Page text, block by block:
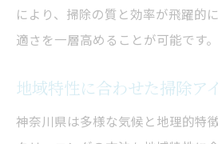
家の中の空気をクリアに
季節ごとの掃除スケジュ
持続可能な掃除習慣の確立
掃除後の快適さを長持ち
により、掃除の質と効率が飛躍的
適さを一層高めることが可能です。
地域特性に合わせた掃除ア
神奈川県は多様な気候と地理的特